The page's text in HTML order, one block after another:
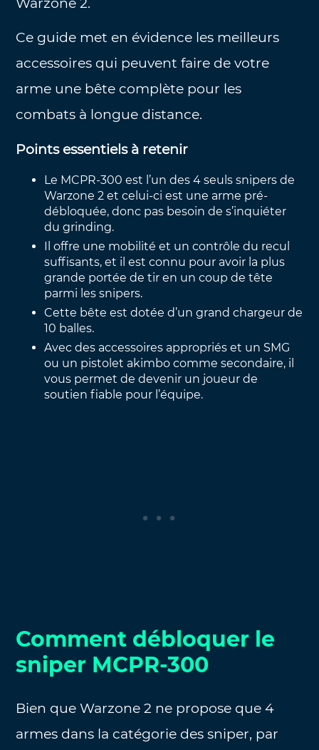
Ce guide met en évidence les meilleurs
accessoires qui peuvent faire de votre
arme une bête complète pour les
combats à longue distance.
Points essentiels à retenir
Le MCPR-300 est l’un des 4 seuls snipers de
Warzone 2 et celui-ci est une arme pré-
débloquée, donc pas besoin de s’inquiéter
du grinding.
Il offre une mobilité et un contrôle du recul
suffisants, et il est connu pour avoir la plus
grande portée de tir en un coup de tête
parmi les snipers.
Cette bête est dotée d’un grand chargeur de
10 balles.
Avec des accessoires appropriés et un SMG
ou un pistolet akimbo comme secondaire, il
vous permet de devenir un joueur de
soutien fiable pour l’équipe.
Comment débloquer le
sniper MCPR-300
Bien que Warzone 2 ne propose que 4
armes dans la catégorie des sniper, par